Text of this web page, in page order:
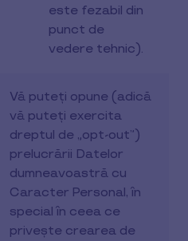
este fezabil din
punct de
vedere tehnic).
Vă puteți opune (adică
vă puteți exercita
dreptul de „opt-out”)
prelucrării Datelor
dumneavoastră cu
Caracter Personal, în
special în ceea ce
privește crearea de